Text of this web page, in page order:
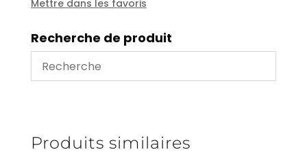
475
Mettre dans les favoris
Recherche de produit
Produits similaires